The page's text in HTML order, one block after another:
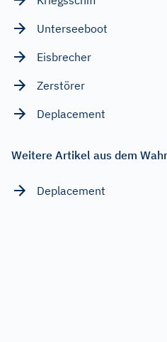
Unterseeboot
Eisbrecher
Zerstörer
Deplacement
Weitere Artikel aus dem
Deplacement